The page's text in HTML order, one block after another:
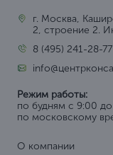
г. Москва,
2, строение 2.
8 (495) 241-28-77
Режим работы:
по будням с 9:00
по московскому
О компании